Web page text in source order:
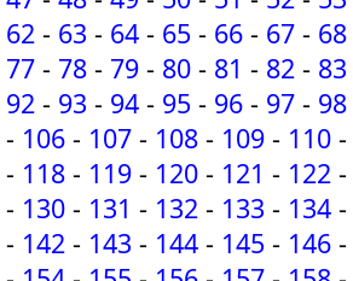
62 - 63 - 64 - 65 - 66 - 67 - 68
77 - 78 - 79 - 80 - 81 - 82 - 83
92 - 93 - 94 - 95 - 96 - 97 - 98
- 106 - 107 - 108 - 109 - 110 -
- 118 - 119 - 120 - 121 - 122 -
- 130 - 131 - 132 - 133 - 134 -
- 142 - 143 - 144 - 145 - 146 -